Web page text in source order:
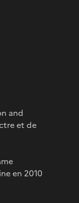
and
et de
en 2010